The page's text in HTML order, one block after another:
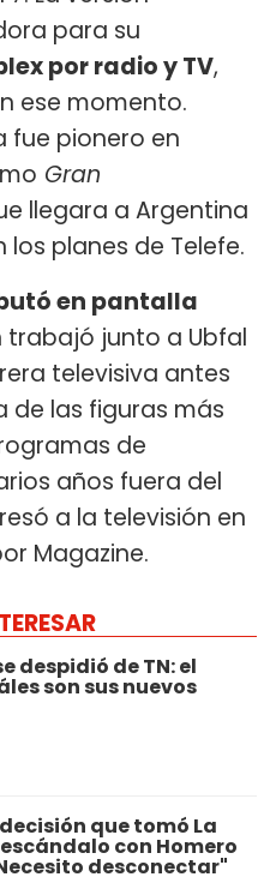
para su
por radio y TV,
ese momento.
fue pionero en
Gran
llegara a Argentina
planes de Telefe.
en pantalla
trabajó junto a Ubfal
televisiva antes
de las figuras más
de
años fuera del
a la televisión en
Magazine.
despidió de TN: el
son sus nuevos
que tomó La
con Homero
desconectar"